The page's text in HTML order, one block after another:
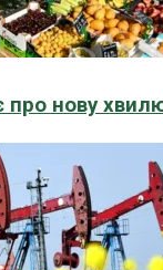
нову